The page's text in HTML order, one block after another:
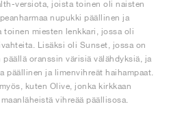
versiota, joista toinen oli naisten
nupukki päällinen ja
toinen miesten lenkkari, jossa oli
Lisäksi oli Sunset, jossa on
oranssin värisiä välähdyksiä, ja
päällinen ja limenvihreät haihampaat.
kuten Olive, jonka kirkkaan
vihreää päällisosa.